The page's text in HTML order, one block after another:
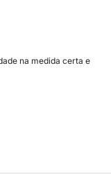
na medida certa e